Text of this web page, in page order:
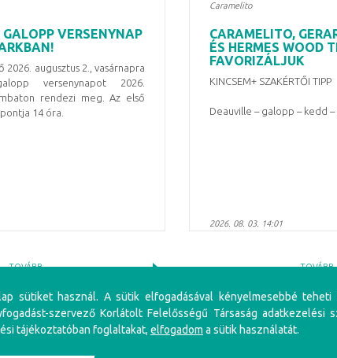
VERSENYNAP
2026. augusztus 2., vasárnapra
versenynapot 2026.
rendezi meg. Az első
14 óra
TOVÁBB
Caramelito
CARAMELITO,
ÉS HERMES WOOD
FAVORIZÁLJUK
KINCSEM+ SZAKÉRTŐI TIPP
Deauville – galopp – kedd –
2026. 08. 03. 14:01
TOVÁBB
szerencsejáték ártalmas, mentálhigiénés problémákat, illetve függőséget okozhat! Éljen
sütiket használ. A sütik elfogadásával kényelmesebbé
szervező Korlátolt Felelősségű Társaság
tájékoztatóban foglaltakat, elfogadom a sütik használatát.